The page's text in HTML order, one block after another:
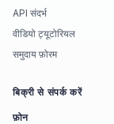
API संदर्भ
वीडियो ट्यूटोरियल
समुदाय फ़ोरम
बिक्री से संपर्क करें
फ़ोन